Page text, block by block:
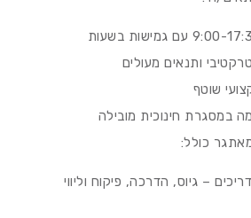
ותנאים מעולים
שוטף
במסגרת חינוכית מובילה
כולל:
– גיוס, הדרכה, פיקוח וליווי